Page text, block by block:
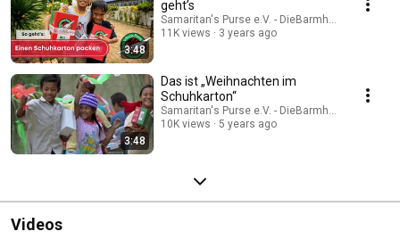
3:48
geht’s
Samaritan's Purse e.V. -
11K views
3 years ago
3:48
Das ist „Weihnachten im
Schuhkarton“
Samaritan's Purse e.V. -
10K views
5 years ago
Videos